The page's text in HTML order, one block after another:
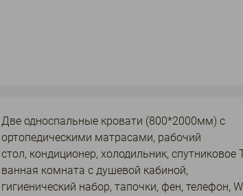
Две односпальные кровати (800*2000мм) с
ортопедическими матрасами, рабочий
стол, кондиционер, холодильник, спутниковое
ванная комната с душевой кабиной,
гигиенический набор, тапочки, фен, телефон,